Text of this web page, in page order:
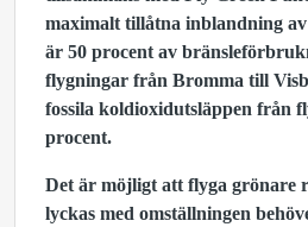
maximalt tillåtna inblandning
är 50 procent av
flygningar från Bromma till
fossila koldioxidutsläppen från
procent.
Det är möjligt att flyga grönare
lyckas med omställningen